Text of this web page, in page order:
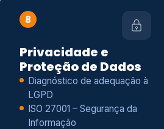
8
Privacidade e
Proteção de Dados
Diagnóstico de adequação à
LGPD
ISO 27001 – Segurança da
Informação